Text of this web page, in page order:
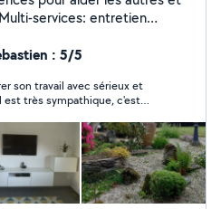
services: entretien
travaux de bricolage
de meubles...). Je
de mon matériel.
: 5/5
son travail avec sérieux et
est très sympathique, c'est